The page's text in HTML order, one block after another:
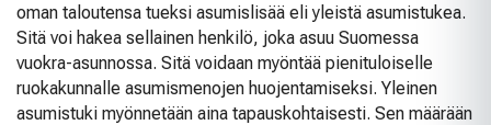
oman taloutensa tueksi asumislisää eli yleistä asumistukea.
Sitä voi hakea sellainen henkilö, joka asuu Suomessa
vuokra-asunnossa. Sitä voidaan myöntää pienituloiselle
ruokakunnalle asumismenojen huojentamiseksi. Yleinen
asumistuki myönnetään aina tapauskohtaisesti. Sen määrään